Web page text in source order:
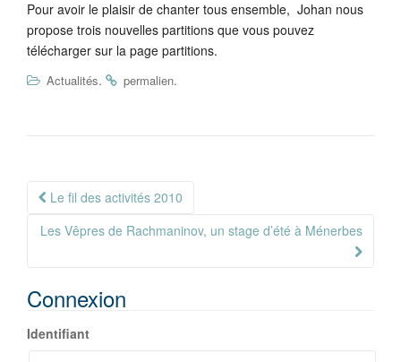
Pour avoir le plaisir de chanter tous ensemble, Johan nous
propose trois nouvelles partitions que vous pouvez
télécharger sur la page partitions.
Actualités. permalien.
Navigation
Article
Le fil des activités 2010
Les Vêpres de Rachmaninov, un stage d’été à Ménerbes
Connexion
Identifiant